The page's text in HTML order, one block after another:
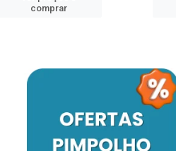
comprar